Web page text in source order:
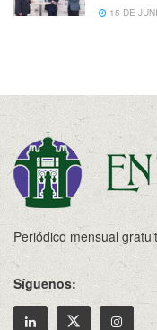
15 DE
Periódico mensual
Síguenos: